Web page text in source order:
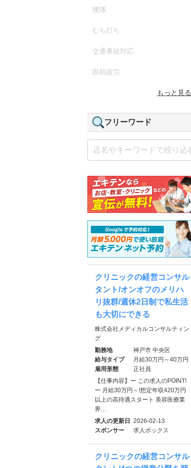
腰痛
むち打ち
交通事故対応
眼精疲労
もっと見る
フリーワード
クリニックの経営コンサル
タント/オンオフのメリハ
リ抜群/週休2日制で私生活
も大切にできる
株式会社メディカルコンサルティン
グ
勤務地
神戸市 中央区
給与タイプ
月給30万円～40万円
雇用形態
正社員
【仕事内容】ー この求人のPOINT!
ー 月給30万円～!想定年収420万円
以上の高待遇スタート 美容医療業
界…
求人の更新日 2026-02-13
スポンサー
求人ボックス
クリニックの経営コンサル